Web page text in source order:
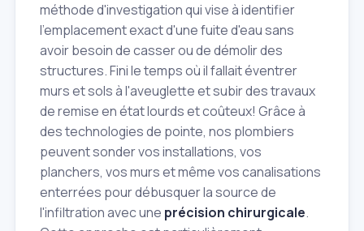
méthode d'investigation qui vise à identifier
l'emplacement exact d'une fuite d'eau sans
avoir besoin de casser ou de démolir des
structures. Fini le temps où il fallait éventrer
murs et sols à l'aveuglette et subir des travaux
de remise en état lourds et coûteux! Grâce à
des technologies de pointe, nos plombiers
peuvent sonder vos installations, vos
planchers, vos murs et même vos canalisations
enterrées pour débusquer la source de
l'infiltration avec une précision chirurgicale.